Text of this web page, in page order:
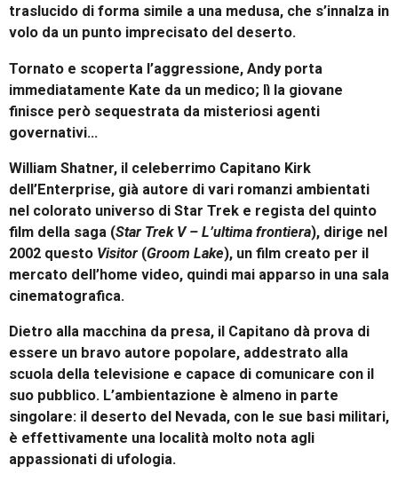
traslucido di forma simile a una medusa, che s’innalza in
volo da un punto imprecisato del deserto.
Tornato e scoperta l’aggressione, Andy porta
immediatamente Kate da un medico; lì la giovane
finisce però sequestrata da misteriosi agenti
governativi…
William Shatner, il celeberrimo Capitano Kirk
dell’Enterprise, già autore di vari romanzi ambientati
nel colorato universo di Star Trek e regista del quinto
film della saga (Star Trek V – L’ultima frontiera), dirige nel
2002 questo Visitor(Groom Lake), un film creato per il
mercato dell’home video, quindi mai apparso in una sala
cinematografica.
Dietro alla macchina da presa, il Capitano dà prova di
essere un bravo autore popolare, addestrato alla
scuola della televisione e capace di comunicare con il
suo pubblico. L’ambientazione è almeno in parte
singolare: il deserto del Nevada, con le sue basi militari,
è effettivamente una località molto nota agli
appassionati di ufologia.